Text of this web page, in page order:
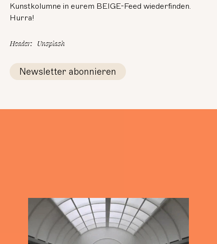
Kunstkolumne in eurem BEIGE-Feed wiederfinden.
Hurra!
Header: Unsplash
Newsletter abonnieren